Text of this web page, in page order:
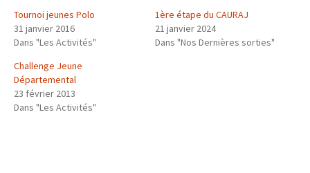
Tournoi jeunes Polo
31 janvier 2016
Dans "Les Activités"
1ère étape du CAURAJ
21 janvier 2024
Dans "Nos Dernières sorties"
Challenge Jeune
Départemental
23 février 2013
Dans "Les Activités"